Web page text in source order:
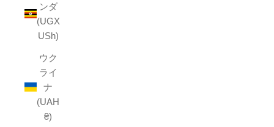
ンダ
(UGX
USh)
ウク
ライ
ナ
(UAH
₴)